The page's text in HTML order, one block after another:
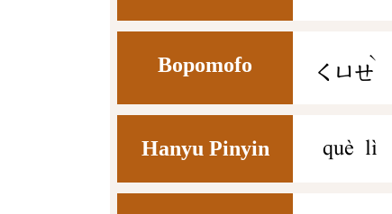
Bopomofo ㄑㄩㄝ
ˋ
Hanyu Pinyin què lì